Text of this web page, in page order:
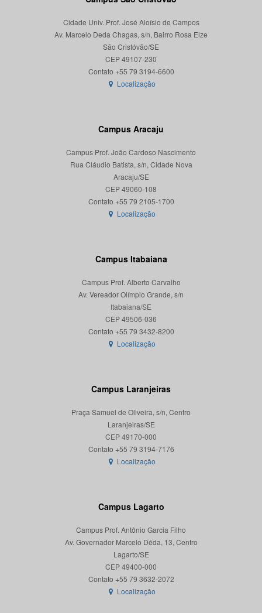
Cidade Univ. Prof. José Aloísio de Campos
Av. Marcelo Deda Chagas, s/n, Bairro Rosa Elze
São Cristóvão/SE
CEP 49107-230
Localização
Campus Aracaju
Campus Prof. João Cardoso Nascimento
Rua Cláudio Batista, s/n, Cidade Nova
Aracaju/SE
CEP 49060-108
Localização
Campus Itabaiana
Campus Prof. Alberto Carvalho
Av. Vereador Olímpio Grande, s/n
Itabaiana/SE
CEP 49506-036
Localização
Campus Laranjeiras
Praça Samuel de Oliveira, s/n, Centro
Laranjeiras/SE
CEP 49170-000
Localização
Campus Lagarto
Campus Prof. Antônio Garcia Filho
Av. Governador Marcelo Déda, 13, Centro
Lagarto/SE
CEP 49400-000
Localização